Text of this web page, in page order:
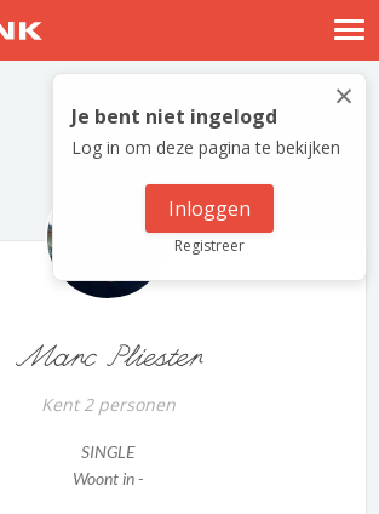
Nostalgische verhalen
Log in
Meld je gratis aan
×
Je bent niet ingelogd
Log in om deze pagina te bekijken
Inloggen
Registreer
Marc Pliester
Kent 2 personen
SINGLE
Woont in -